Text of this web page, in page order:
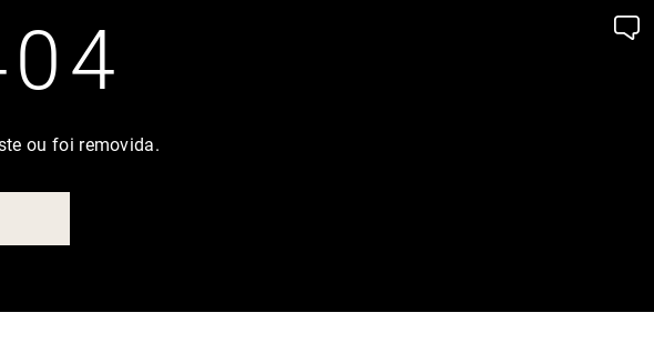
ou foi removida.